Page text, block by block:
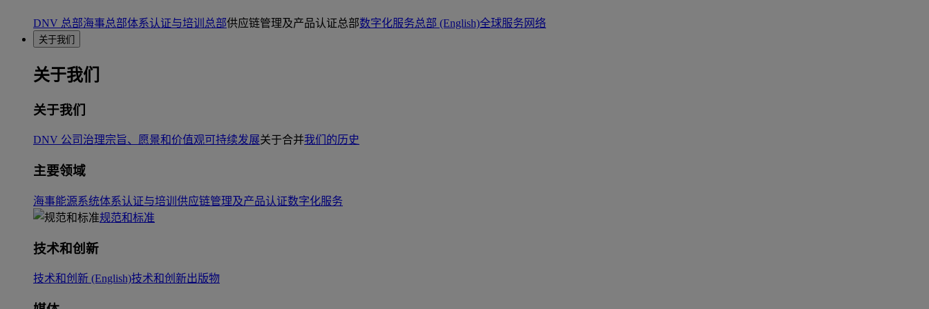
DNV 总部海事总部体系认证与培训总部供应链管理及产品认证总部数字化服务总部 (English)全球服务网络
关于我们
关于我们
关于我们
DNV 公司治理宗旨、愿景和价值观可持续发展关于合并我们的历史
主要领域
海事能源系统体系认证与培训 供应链管理及产品认证数字化服务
规范和标准
技术和创新
技术和创新 (English)技术和创新出版物